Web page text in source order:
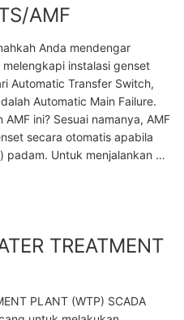
AMF
Anda mendengar
instalasi genset
Automatic Transfer Switch,
Automatic Main Failure.
ini? Sesuai namanya, AMF
secara otomatis apabila
padam. Untuk menjalankan …
TREATMENT
PLANT (WTP) SCADA